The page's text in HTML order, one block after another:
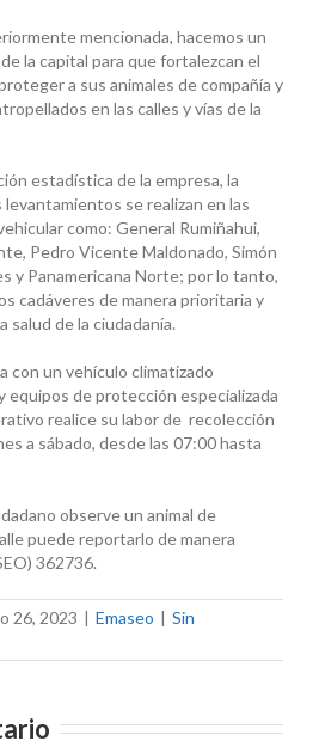
mencionada, hacemos un
la capital para que fortalezcan el
a sus animales de compañía y
en las calles y vías de la
estadística de la empresa, la
se realizan en las
como: General Rumiñahui,
Pedro Vicente Maldonado, Simón
y Panamericana Norte; por lo tanto,
cadáveres de manera prioritaria y
salud de la ciudadanía.
con un vehículo climatizado
equipos de protección especializada
realice su labor de recolección
a sábado, desde las 07:00 hasta
observe un animal de
puede reportarlo de manera
362736.
26, 2023 | Emaseo | Sin